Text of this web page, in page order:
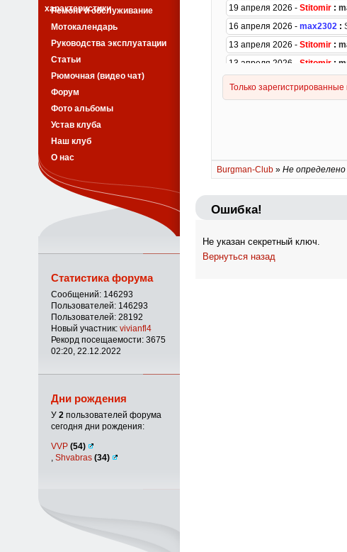
Burgman-Club» Не определено
Ошибка!
Не указан секретный ключ.
Вернуться назад
характеристики
Ремонт и обслуживание
Мотокалендарь
Руководства эксплуатации
Статьи
Рюмочная (видео чат)
Форум
Фото альбомы
Устав клуба
Наш клуб
О нас
Статистика форума
Сообщений: 146293
Пользователей: 146293
Пользователей: 28192
Новый участник: vivianfl4
Рекорд посещаемости: 3675
02:20, 22.12.2022
Дни рождения
У 2пользователей форума
сегодня дни рождения:
VVP (54)
Shvabras (34)